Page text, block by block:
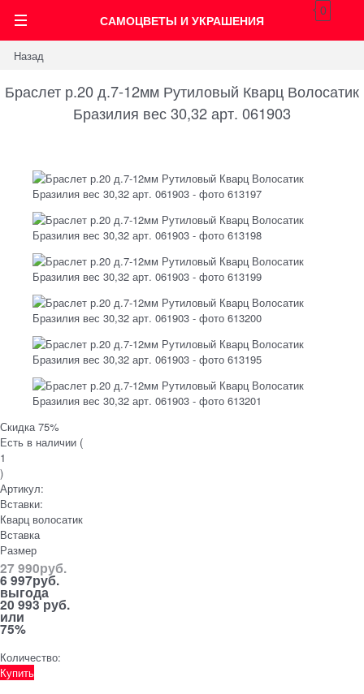
САМОЦВЕТЫ И УКРАШЕНИЯ
0
Назад
Браслет р.20 д.7-12мм Рутиловый Кварц Волосатик
Бразилия вес 30,32 арт. 061903
Скидка 75%
Есть в наличии (
1
)
Артикул:
Вставки:
Кварц волосатик
Вставка
Размер
27 990руб.
6 997руб.
выгода
20 993 руб.
или
75%
Количество:
Купить